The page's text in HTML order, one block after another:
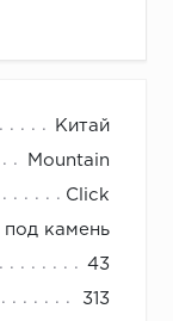
Китай
Mountain
Click
под камень
43
313